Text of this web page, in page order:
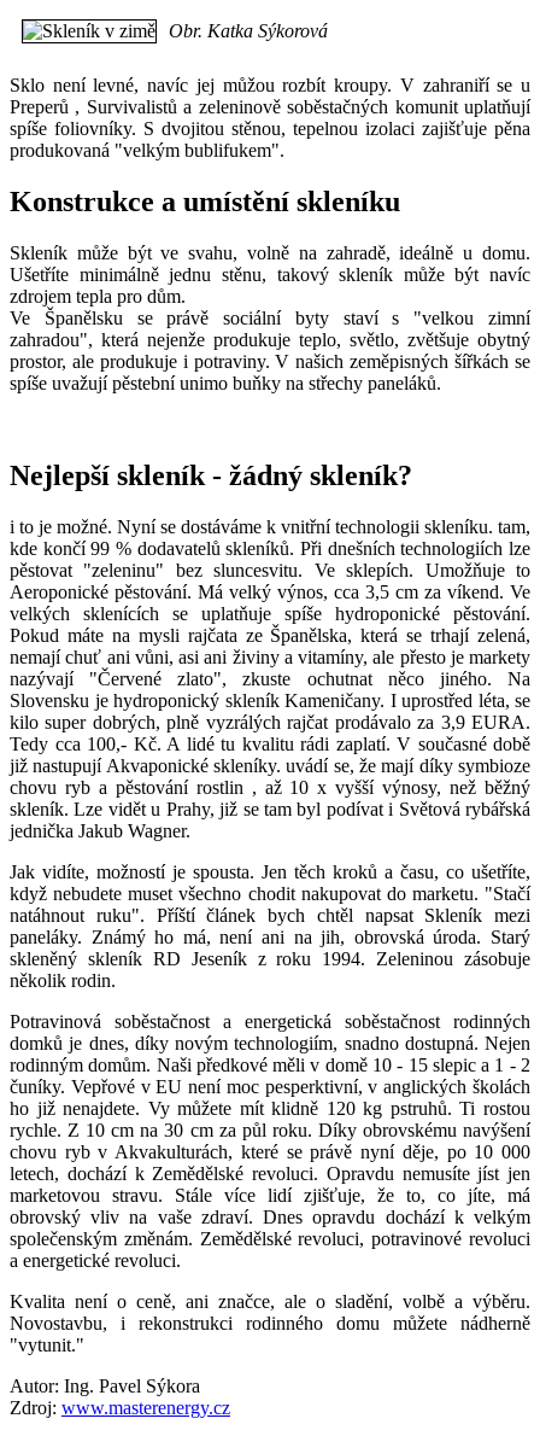
Obr. Katka Sýkorová
Sklo není levné, navíc jej můžou rozbít kroupy. V zahraniří se u
Preperů , Survivalistů a zeleninově soběstačných komunit uplatňují
spíše foliovníky. S dvojitou stěnou, tepelnou izolaci zajišťuje pěna
produkovaná "velkým bublifukem".
Konstrukce a umístění skleníku
Skleník může být ve svahu, volně na zahradě, ideálně u domu.
Ušetříte minimálně jednu stěnu, takový skleník může být navíc
zdrojem tepla pro dům.
Ve Španělsku se právě sociální byty staví s "velkou zimní
zahradou", která nejenže produkuje teplo, světlo, zvětšuje obytný
prostor, ale produkuje i potraviny. V našich zeměpisných šířkách se
spíše uvažují pěstební unimo buňky na střechy paneláků.
Nejlepší skleník - žádný skleník?
i to je možné. Nyní se dostáváme k vnitřní technologii skleníku. tam,
kde končí 99 % dodavatelů skleníků. Při dnešních technologiích lze
pěstovat "zeleninu" bez sluncesvitu. Ve sklepích. Umožňuje to
Aeroponické pěstování. Má velký výnos, cca 3,5 cm za víkend. Ve
velkých sklenících se uplatňuje spíše hydroponické pěstování.
Pokud máte na mysli rajčata ze Španělska, která se trhají zelená,
nemají chuť ani vůni, asi ani živiny a vitamíny, ale přesto je markety
nazývají "Červené zlato", zkuste ochutnat něco jiného. Na
Slovensku je hydroponický skleník Kameničany. I uprostřed léta, se
kilo super dobrých, plně vyzrálých rajčat prodávalo za 3,9 EURA.
Tedy cca 100,- Kč. A lidé tu kvalitu rádi zaplatí. V současné době
již nastupují Akvaponické skleníky. uvádí se, že mají díky symbioze
chovu ryb a pěstování rostlin , až 10 x vyšší výnosy, než běžný
skleník. Lze vidět u Prahy, již se tam byl podívat i Světová rybářská
jednička Jakub Wagner.
Jak vidíte, možností je spousta. Jen těch kroků a času, co ušetříte,
když nebudete muset všechno chodit nakupovat do marketu. "Stačí
natáhnout ruku". Příští článek bych chtěl napsat Skleník mezi
paneláky. Známý ho má, není ani na jih, obrovská úroda. Starý
skleněný skleník RD Jeseník z roku 1994. Zeleninou zásobuje
několik rodin.
Potravinová soběstačnost a energetická soběstačnost rodinných
domků je dnes, díky novým technologiím, snadno dostupná. Nejen
rodinným domům. Naši předkové měli v domě 10 - 15 slepic a 1 - 2
čuníky. Vepřové v EU není moc pesperktivní, v anglických školách
ho již nenajdete. Vy můžete mít klidně 120 kg pstruhů. Ti rostou
rychle. Z 10 cm na 30 cm za půl roku. Díky obrovskému navýšení
chovu ryb v Akvakulturách, které se právě nyní děje, po 10 000
letech, dochází k Zemědělské revoluci. Opravdu nemusíte jíst jen
marketovou stravu. Stále více lidí zjišťuje, že to, co jíte, má
obrovský vliv na vaše zdraví. Dnes opravdu dochází k velkým
společenským změnám. Zemědělské revoluci, potravinové revoluci
a energetické revoluci.
Kvalita není o ceně, ani značce, ale o sladění, volbě a výběru.
Novostavbu, i rekonstrukci rodinného domu můžete nádherně
"vytunit."
Autor: Ing. Pavel Sýkora
Zdroj: www.masterenergy.cz